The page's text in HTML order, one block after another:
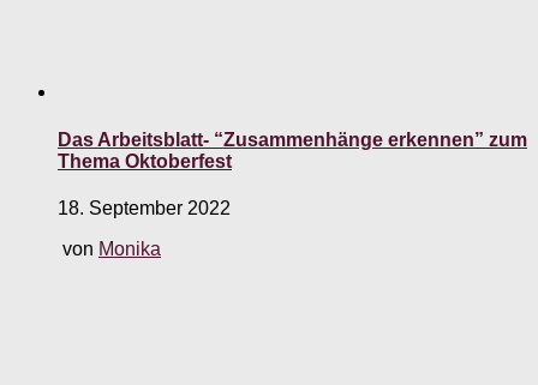
Das Arbeitsblatt- “Zusammenhänge erkennen” zum
Thema Oktoberfest
18. September 2022
von Monika